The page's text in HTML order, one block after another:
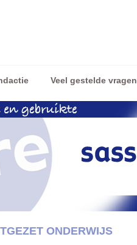
Veel gestelde vragen
ONDERWIJS